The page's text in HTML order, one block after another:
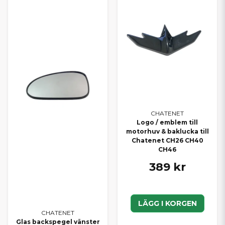
CHATENET
Glas backspegel vänster
CHATENET
Logo / emblem till
motorhuv & baklucka till
Chatenet CH26 CH40
CH46
389 kr
LÄGG I KORGEN